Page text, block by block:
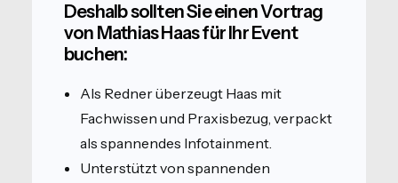
Deshalb sollten Sie einen Vortrag
von Mathias Haas für Ihr Event
buchen:
Als Redner überzeugt Haas mit
Fachwissen und Praxisbezug, verpackt
als spannendes Infotainment.
Unterstützt von spannenden